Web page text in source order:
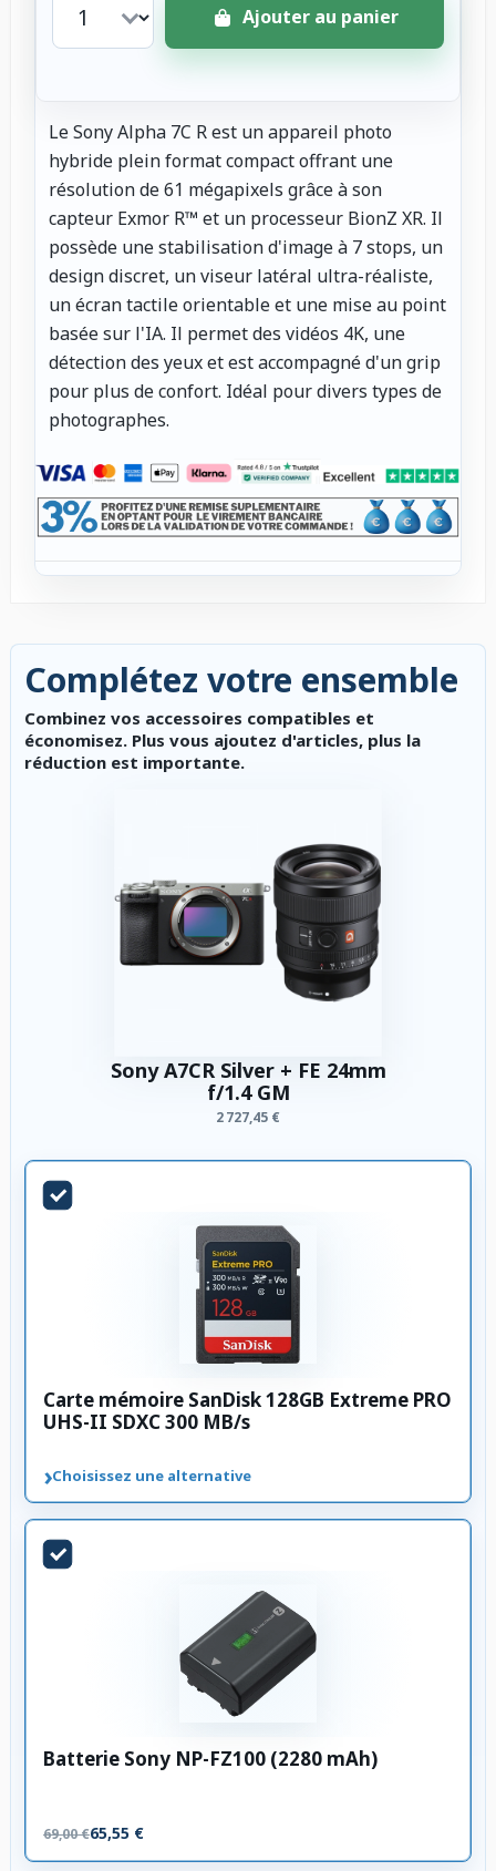
Ajouter au panier
Le Sony Alpha 7C R est un appareil photo
hybride plein format compact offrant une
résolution de 61 mégapixels grâce à son
capteur Exmor R™ et un processeur BionZ XR. Il
possède une stabilisation d'image à 7 stops, un
design discret, un viseur latéral ultra-réaliste,
un écran tactile orientable et une mise au point
basée sur l'IA. Il permet des vidéos 4K, une
détection des yeux et est accompagné d'un grip
pour plus de confort. Idéal pour divers types de
photographes.
Complétez votre ensemble
Combinez vos accessoires compatibles et
économisez. Plus vous ajoutez d'articles, plus la
réduction est importante.
Sony A7CR Silver + FE 24mm
f/1.4 GM
2 727,45 €
Carte mémoire SanDisk 128GB Extreme PRO
UHS-II SDXC 300 MB/s
›Choisissez une alternative
Batterie Sony NP-FZ100 (2280 mAh)
69,00 €65,55 €